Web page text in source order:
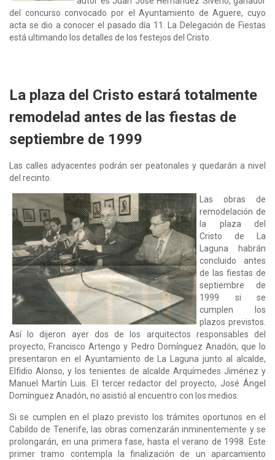
del concurso convocado por el Ayuntamiento de Aguere, cuyo
acta se dio a conocer el pasado día 11. La Delegación de Fiestas
está ultimando los detalles de los festejos del Cristo.
La plaza del Cristo estará totalmente
remodelad antes de las fiestas de
septiembre de 1999
Las calles adyacentes podrán ser peatonales y quedarán a nivel
del recinto.
Las obras de
remodelación de
la plaza del
Cristo de La
Laguna habrán
concluido antes
de las fiestas de
septiembre de
1999 si se
cumplen los
plazos previstos.
Así lo dijeron ayer dos de los arquitectos responsables del
proyecto, Francisco Artengo y Pedro Domínguez Anadón, que lo
presentaron en el Ayuntamiento de La Laguna junto al alcalde,
Elfidio Alonso, y los tenientes de alcalde Arquímedes Jiménez y
Manuel Martín Luis. El tercer redactor del proyecto, José Ángel
Domínguez Anadón, no asistió al encuentro con los medios.
Si se cumplen en el plazo previsto los trámites oportunos en el
Cabildo de Tenerife, las obras comenzarán inminentemente y se
prolongarán, en una primera fase, hasta el verano de 1998. Este
primer tramo contempla la finalización de un aparcamiento